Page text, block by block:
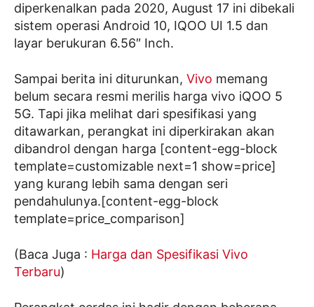
diperkenalkan pada 2020, August 17 ini dibekali
sistem operasi Android 10, IQOO UI 1.5 dan
layar berukuran 6.56″ Inch.
Sampai berita ini diturunkan, Vivo memang
belum secara resmi merilis harga vivo iQOO 5
5G. Tapi jika melihat dari spesifikasi yang
ditawarkan, perangkat ini diperkirakan akan
dibandrol dengan harga [content-egg-block
template=customizable next=1 show=price]
yang kurang lebih sama dengan seri
pendahulunya.[content-egg-block
template=price_comparison]
(Baca Juga : Harga dan Spesifikasi Vivo
Terbaru)